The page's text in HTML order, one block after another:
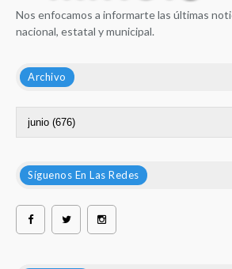
Nos enfocamos a informarte las últimas
nacional, estatal y municipal.
Archivo
Síguenos En Las Redes